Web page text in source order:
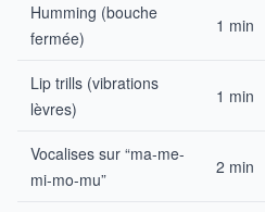
Humming (bouche
fermée)
1 min
Lip trills (vibrations
lèvres)
1 min
Vocalises sur “ma-me-
mi-mo-mu”
2 min